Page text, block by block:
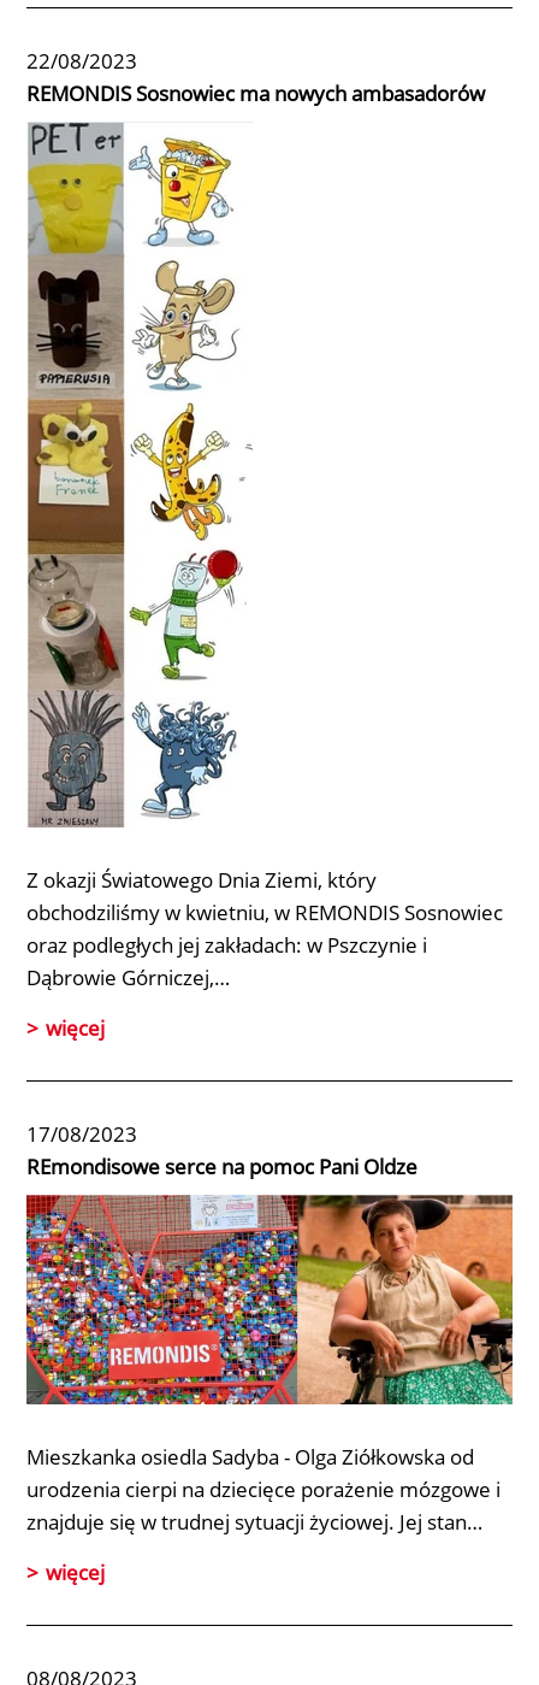
22/08/2023
REMONDIS Sosnowiec ma nowych ambasadorów
Z okazji Światowego Dnia Ziemi, który
obchodziliśmy w kwietniu, w REMONDIS Sosnowiec
oraz podległych jej zakładach: w Pszczynie i
Dąbrowie Górniczej,…
więcej
17/08/2023
REmondisowe serce na pomoc Pani Oldze
Mieszkanka osiedla Sadyba - Olga Ziółkowska od
urodzenia cierpi na dziecięce porażenie mózgowe i
znajduje się w trudnej sytuacji życiowej. Jej stan…
więcej
08/08/2023